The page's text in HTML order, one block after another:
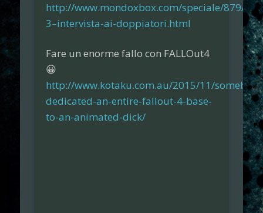
http://www.mondoxbox.com/speciale/879/
3–intervista-ai-doppiatori.html
Fare un enorme fallo con FALLOut4
😀
http://www.kotaku.com.au/2015/11/
dedicated-an-entire-fallout-4-base-
to-an-animated-dick/